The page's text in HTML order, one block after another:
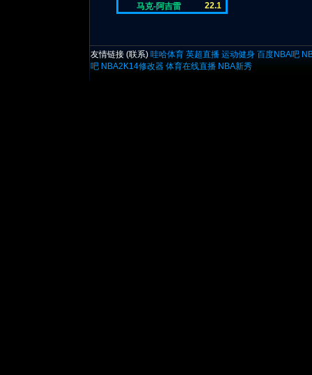
马克-阿吉雷
22.1
友情链接 (联系) 哇哈体育 英超直播 运动健身 百度NBA吧
吧 NBA2K14修改器 体育在线直播 NBA新秀